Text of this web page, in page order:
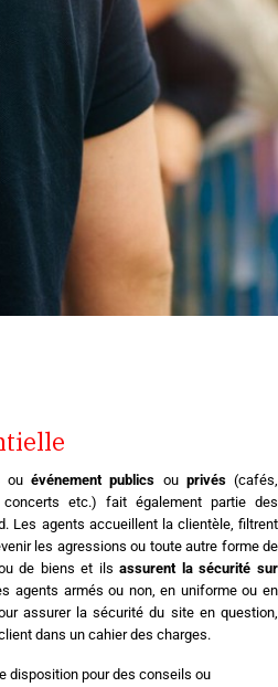
ou événement publics ou privés(cafés,
concerts etc.) fait également partie des
Les agents accueillent la clientèle, filtrent
les agressions ou toute autre forme de
ou de biens et ilsassurent la sécurité sur
agents armés ou non, en uniforme ou en
assurer la sécurité du site en question,
dans un cahier des charges.
disposition pour des conseils ou